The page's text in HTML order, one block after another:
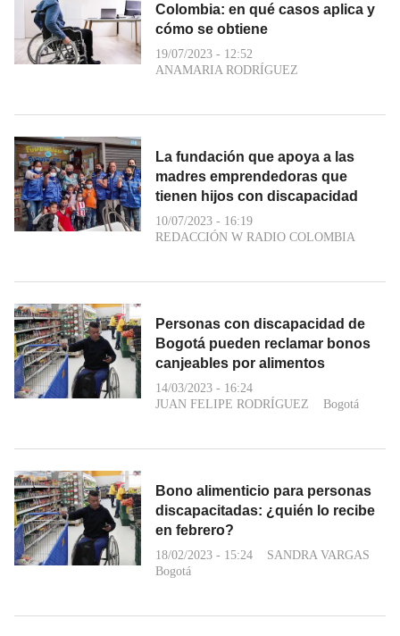
Colombia: en qué casos aplica y
cómo se obtiene
19/07/2023 - 12:52
ANAMARIA RODRÍGUEZ
La fundación que apoya a las
madres emprendedoras que
tienen hijos con discapacidad
10/07/2023 - 16:19
REDACCIÓN W RADIO COLOMBIA
Personas con discapacidad de
Bogotá pueden reclamar bonos
canjeables por alimentos
14/03/2023 - 16:24
JUAN FELIPE RODRÍGUEZ
Bogotá
Bono alimenticio para personas
discapacitadas: ¿quién lo recibe
en febrero?
18/02/2023 - 15:24
SANDRA VARGAS
Bogotá